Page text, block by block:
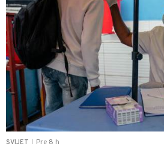
SVIJET Pre 8 h